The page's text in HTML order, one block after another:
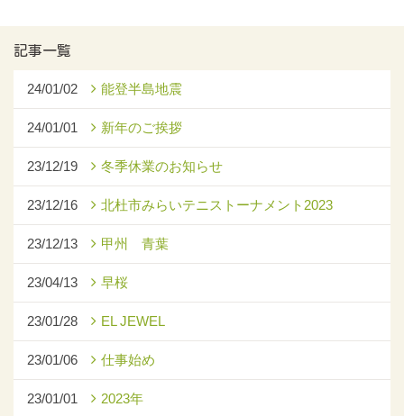
記事一覧
24/01/02 能登半島地震
24/01/01 新年のご挨拶
23/12/19 冬季休業のお知らせ
23/12/16 北杜市みらいテニストーナメント2023
23/12/13 甲州 青葉
23/04/13 早桜
23/01/28 EL JEWEL
23/01/06 仕事始め
23/01/01 2023年